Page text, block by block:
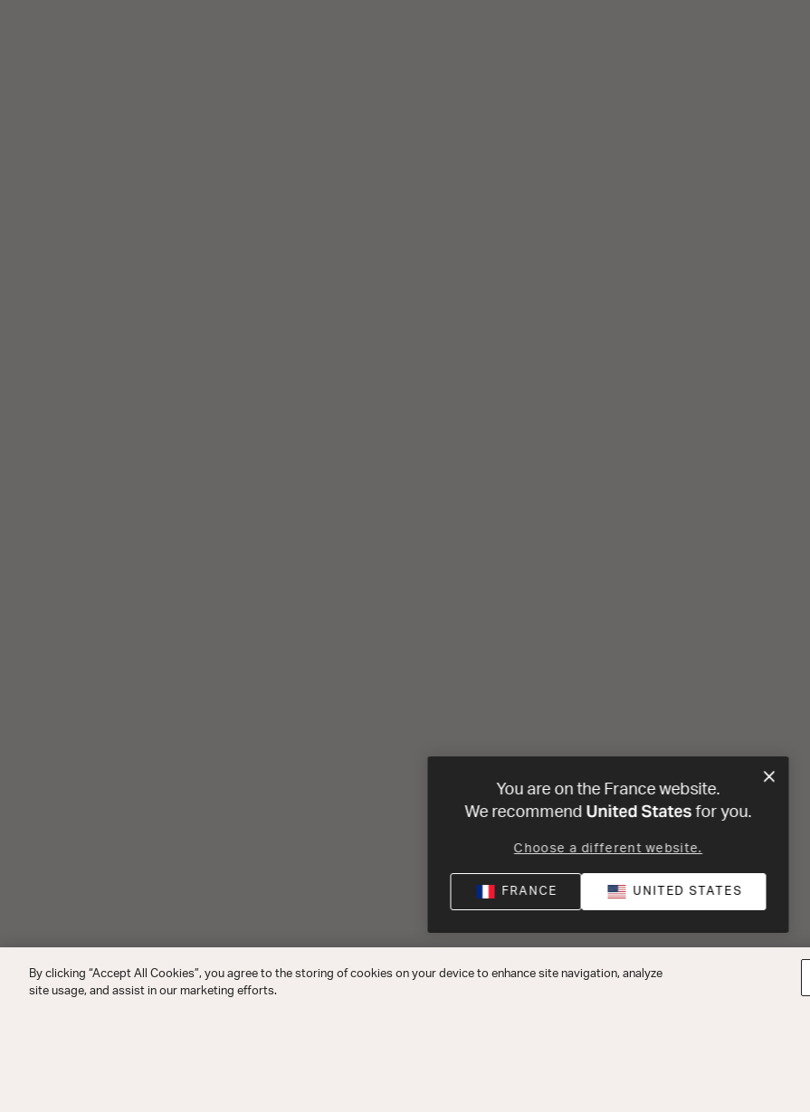
You are on the France website.
We recommend United Statesfor you.
Choose a different website.
FRANCE UNITED STATES
By clicking “Accept All Cookies”, you agree to the storing of cookies on your device to enhance site navigation, analyze
site usage, and assist in our marketing efforts.